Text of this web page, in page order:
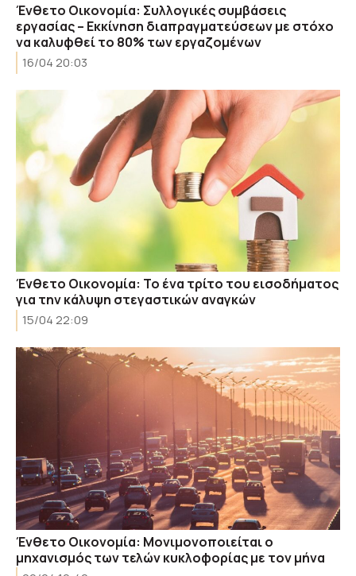
Ένθετο Οικονομία: Συλλογικές συμβάσεις
εργασίας – Εκκίνηση διαπραγματεύσεων με στόχο
να καλυφθεί το 80% των εργαζομένων
16/04 20:03
Ένθετο Οικονομία: Το ένα τρίτο του εισοδήματος
για την κάλυψη στεγαστικών αναγκών
15/04 22:09
Ένθετο Οικονομία: Μονιμονοποιείται ο
μηχανισμός των τελών κυκλοφορίας με τον μήνα